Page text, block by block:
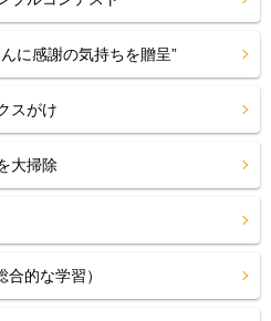
に感謝の気持ちを贈呈”
スがけ
大掃除
的な学習）